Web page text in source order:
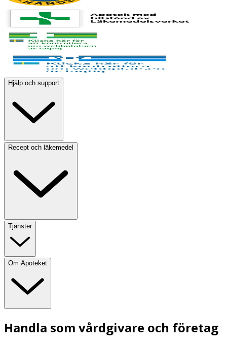
Hjälp och support
Recept och läkemedel
Tjänster
Om Apoteket
Handla som vårdgivare och företag